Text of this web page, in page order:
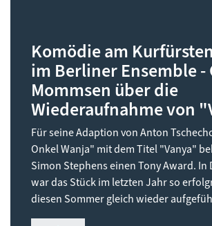
Komödie am
im Berliner Ensemble -
Mommsen über die
Wiederaufnahme von
Für seine Adaption von Anton
Onkel Wanja" mit dem Titel "Vanya"
Simon Stephens einen Tony Award. In
war das Stück im letzten Jahr so
diesen Sommer gleich wieder